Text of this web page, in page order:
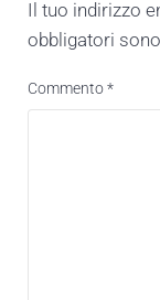
Il tuo indirizzo
obbligatori
Commento*